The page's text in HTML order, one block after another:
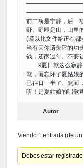
前二项是宁静，后一
野。野即是山，山里
(谨以此文件给正在都
当有天你遗失它的功
钱，还家过年。不要
9夏日就这么寂静
髦，而忘怀了夏姑娘
已往日一半了。然而
听！是夏姑娘的唱歌
Autor
Viendo 1 entrada (de
Debes estar